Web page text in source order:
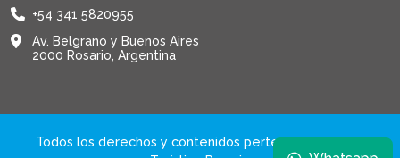
+54 341 5820955
Av. Belgrano y Buenos Aires
2000 Rosario, Argentina
Todos los derechos y contenidos pertenecen al Ente